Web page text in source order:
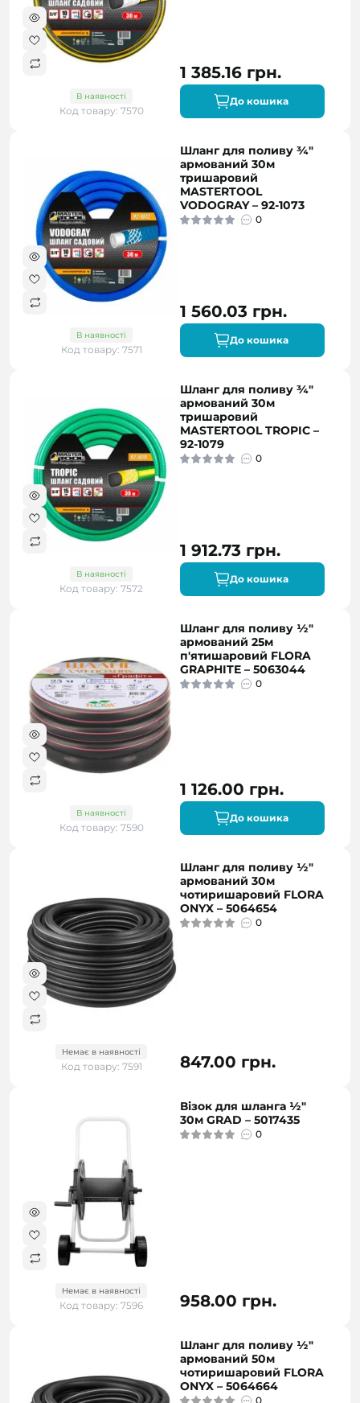
В наявності
Код товару: 7570
1 385.16 грн.
До кошика
В наявності
Код товару: 7571
Шланг для поливу ¾"
армований 30м
тришаровий
MASTERTOOL
VODOGRAY – 92-1073
0
1 560.03 грн.
До кошика
В наявності
Код товару: 7572
Шланг для поливу ¾"
армований 30м
тришаровий
MASTERTOOL TROPIC –
92-1079
0
1 912.73 грн.
До кошика
В наявності
Код товару: 7590
Шланг для поливу ½"
армований 25м
п'ятишаровий FLORA
GRAPHITE – 5063044
0
1 126.00 грн.
До кошика
Немає в наявності
Код товару: 7591
Шланг для поливу ½"
армований 30м
чотиришаровий FLORA
ONYX – 5064654
0
847.00 грн.
Немає в наявності
Код товару: 7596
Візок для шланга ½"
30м GRAD – 5017435
0
958.00 грн.
Шланг для поливу ½″
армований 50м
чотиришаровий FLORA
ONYX – 5064664
0